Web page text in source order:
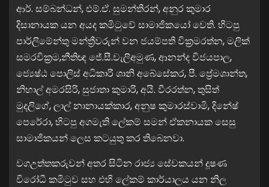
ආර්. සම්බන්ධන්, එම්.ඒ. සුමන්තිරන්, අනුර කුමාර
දිසානායක යන අයද කමිටුවේ සාමාජිකයෝ වෙති. හිටපු
පාර්ලිමේන්තු මන්ත්‍රීවරුන් වන ජයම්පති වික්‍රමරත්න, මලික්
සමරවික්‍රම,නීතිඥ ජේ.සී.වැලිඅමුණ, ආනන්ද විජයපාල,
ජ්‍යෙෂ්ඨ පොලිස් අධිකාරි ශානි අබේසේකර, පී. ප්‍රේමශාන්ත,
නිහාල් අමරසිරි, සුජාතා කුමාරි, අයි. වීරරත්න, තුසිත්
මුදලිගේ, ලාල් නානායක්කාර, අනුෂ කුමාරස්වාමි, දිනේෂ්
පෙරේරා, හිටපු අගමැති ලේකම් සමන් ඒකනායක සෙසු
සාමාජිකයන් ලෙස කටයුතු කර තිබෙනවා.
වගඋත්තකරුවන් අතර සිටින රාජ්‍ය සේවකයන් දූෂණ
විරෝධී කමිටුව සහ එහි ලේකම් කාර්යාලය යන නිල